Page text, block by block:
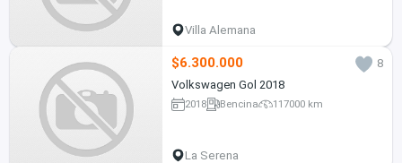
Villa Alemana
$6.300.000
8
Volkswagen Gol 2018
2018 Bencina 117000 km
La Serena